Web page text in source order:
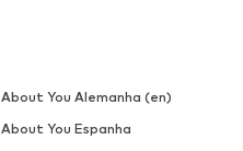
About You Alemanha (en)
About You Espanha